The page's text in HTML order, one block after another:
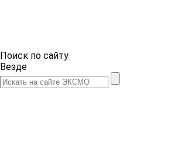
Поиск по сайту
Везде